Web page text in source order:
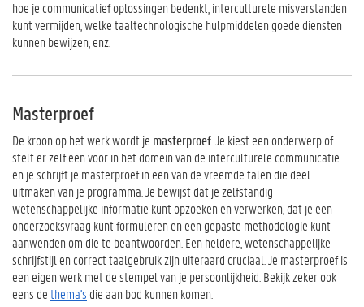
hoe je communicatief oplossingen bedenkt, interculturele misverstanden
kunt vermijden, welke taaltechnologische hulpmiddelen goede diensten
kunnen bewijzen, enz.
Masterproef
De kroon op het werk wordt je masterproef . Je kiest een onderwerp of
stelt er zelf een voor in het domein van de interculturele communicatie
en je schrijft je masterproef in een van de vreemde talen die deel
uitmaken van je programma. Je bewijst dat je zelfstandig
wetenschappelijke informatie kunt opzoeken en verwerken, dat je een
onderzoeksvraag kunt formuleren en een gepaste methodologie kunt
aanwenden om die te beantwoorden. Een heldere, wetenschappelijke
schrijfstijl en correct taalgebruik zijn uiteraard cruciaal. Je masterproef is
een eigen werk met de stempel van je persoonlijkheid. Bekijk zeker ook
eens dethema's die aan bod kunnen komen.